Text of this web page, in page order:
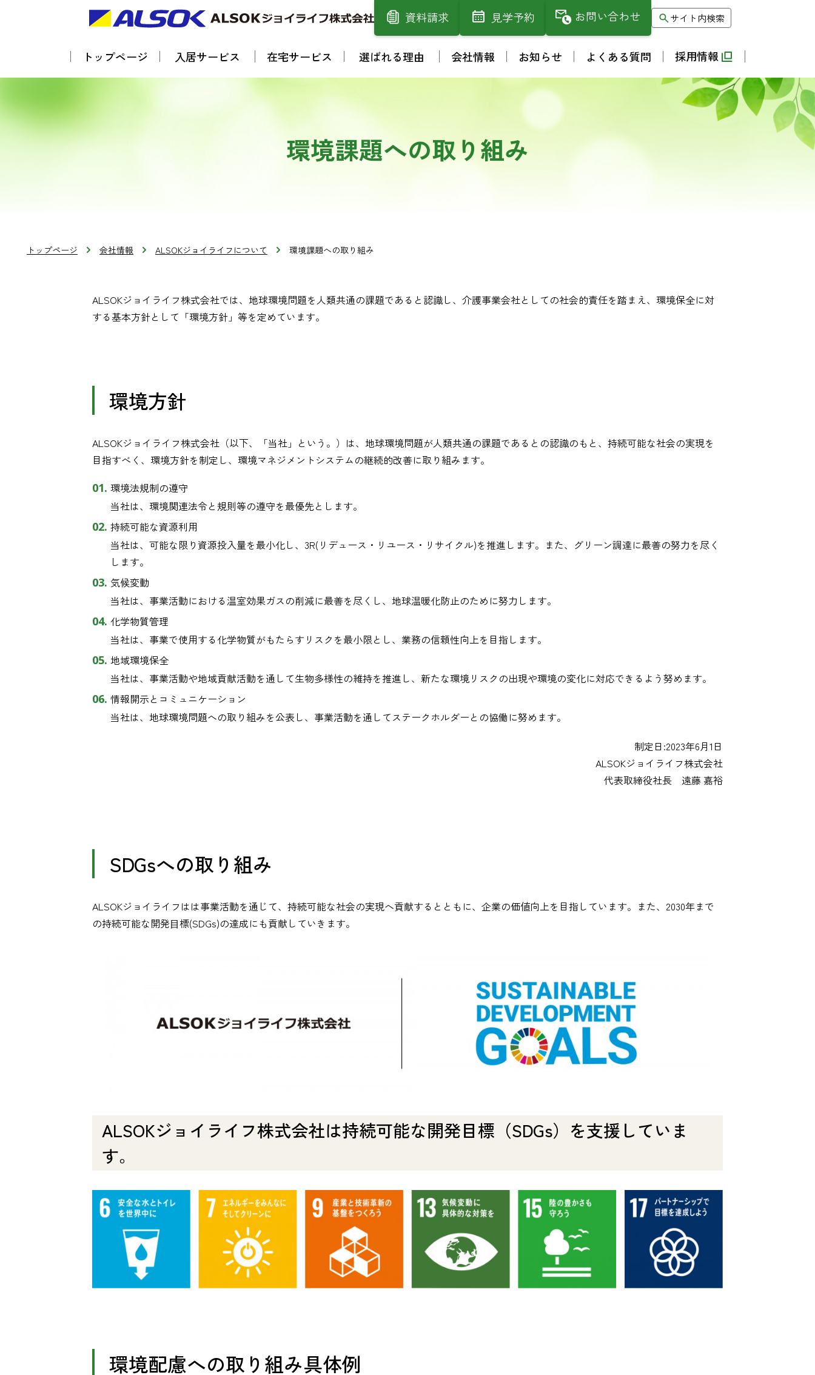
資料請求 見学予約 お問い合わせ サイト内検索
トップページ 入居サービス 在宅サービス 選ばれる理由 会社情報 お知らせ よくある質問 採用情報
環境課題への取り組み
トップページ 会社情報 ALSOKジョイライフについて 環境課題への取り組み
ALSOKジョイライフ株式会社では、地球環境問題を人類共通の課題であると認識し、介護事業会社としての社会的責任を踏まえ、環境保全に対
する基本方針として「環境方針」等を定めています。
環境方針
ALSOKジョイライフ株式会社（以下、「当社」という。）は、地球環境問題が人類共通の課題であるとの認識のもと、持続可能な社会の実現を
目指すべく、環境方針を制定し、環境マネジメントシステムの継続的改善に取り組みます。
環境法規制の遵守
当社は、環境関連法令と規則等の遵守を最優先とします。
持続可能な資源利用
当社は、可能な限り資源投入量を最小化し、3R(リデュース・リユース・リサイクル)を推進します。また、グリーン調達に最善の努力を尽く
します。
気候変動
当社は、事業活動における温室効果ガスの削減に最善を尽くし、地球温暖化防止のために努力します。
化学物質管理
当社は、事業で使用する化学物質がもたらすリスクを最小限とし、業務の信頼性向上を目指します。
地域環境保全
当社は、事業活動や地域貢献活動を通して生物多様性の維持を推進し、新たな環境リスクの出現や環境の変化に対応できるよう努めます。
情報開示とコミュニケーション
当社は、地球環境問題への取り組みを公表し、事業活動を通してステークホルダーとの協働に努めます。
制定日:2023年6月1日
ALSOKジョイライフ株式会社
代表取締役社長 遠藤 嘉裕
SDGsへの取り組み
ALSOKジョイライフはは事業活動を通じて、持続可能な社会の実現へ貢献するとともに、企業の価値向上を目指しています。また、2030年まで
の持続可能な開発⽬標(SDGs)の達成にも貢献していきます。
ALSOKジョイライフ株式会社は持続可能な開発目標（SDGs）を支援していま
す。
環境配慮への取り組み具体例